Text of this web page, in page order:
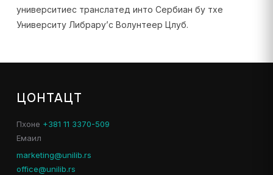
университиес транслатед инто Сербиан бy тхе
Университy Либрарy’с Волунтеер Цлуб.
ЦОНТАЦТ
Пхоне +381 11 3370-509
Емаил
marketing@unilib.rs
office@unilib.rs